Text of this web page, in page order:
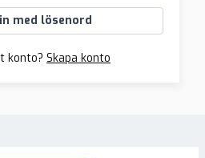
med lösenord
konto? Skapa konto